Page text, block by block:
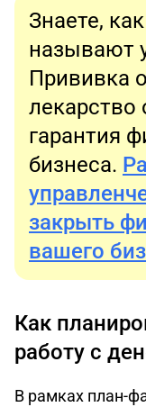
Знаете,
называют
Прививка
гарантия
бизнеса.
закрыть
вашего
Как
работу с
В рамках план-